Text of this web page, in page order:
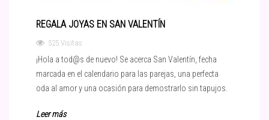
REGALA JOYAS EN SAN VALENTÍN
525 Visitas
¡Hola a tod@s de nuevo! Se acerca San Valentín, fecha
marcada en el calendario para las parejas, una perfecta
oda al amor y una ocasión para demostrarlo sin tapujos.
Leer más